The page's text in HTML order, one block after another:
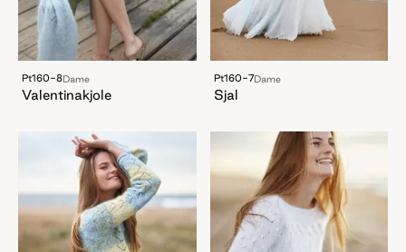
Pt160-8Dame
Valentinakjole
Pt160-7Dame
Sjal